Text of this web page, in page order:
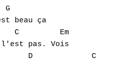
G
beau ça
C         Em
l'est pas. Vois
D             C